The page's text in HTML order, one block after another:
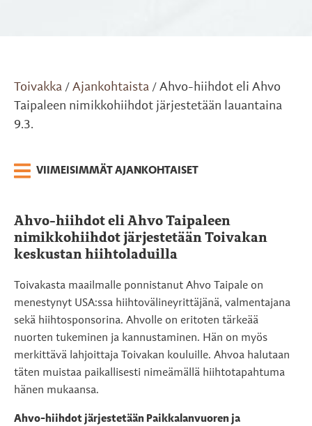
Toivakka / Ajankohtaista / Ahvo-hiihdot eli Ahvo
Taipaleen nimikkohiihdot järjestetään lauantaina
9.3.
VIIMEISIMMÄT AJANKOHTAISET
Ahvo-hiihdot eli Ahvo Taipaleen
nimikkohiihdot järjestetään Toivakan
keskustan hiihtoladuilla
Toivakasta maailmalle ponnistanut Ahvo Taipale on
menestynyt USA:ssa hiihtovälineyrittäjänä, valmentajana
sekä hiihtosponsorina. Ahvolle on eritoten tärkeää
nuorten tukeminen ja kannustaminen. Hän on myös
merkittävä lahjoittaja Toivakan kouluille. Ahvoa halutaan
täten muistaa paikallisesti nimeämällä hiihtotapahtuma
hänen mukaansa.
Ahvo-hiihdot järjestetään Paikkalanvuoren ja